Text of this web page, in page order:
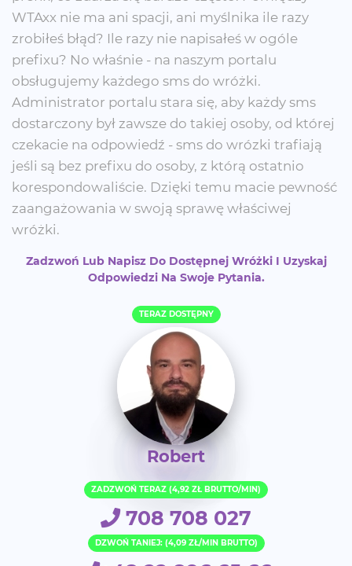
WTAxx nie ma ani spacji, ani myślnika ile razy
zrobiłeś błąd? Ile razy nie napisałeś w ogóle
prefixu? No właśnie - na naszym portalu
obsługujemy każdego sms do wróżki.
Administrator portalu stara się, aby każdy sms
dostarczony był zawsze do takiej osoby, od której
czekacie na odpowiedź - sms do wrózki trafiają
jeśli są bez prefixu do osoby, z którą ostatnio
korespondowaliście. Dzięki temu macie pewność
zaangażowania w swoją sprawę właściwej
wróżki.
Zadzwoń Lub Napisz Do Dostępnej Wróżki I Uzyskaj
Odpowiedzi Na Swoje Pytania.
TERAZ DOSTĘPNY
Robert
ZADZWOŃ TERAZ (4,92 ZŁ BRUTTO/MIN)
708 708 027
DZWOŃ TANIEJ: (4,09 ZŁ/MIN BRUTTO)